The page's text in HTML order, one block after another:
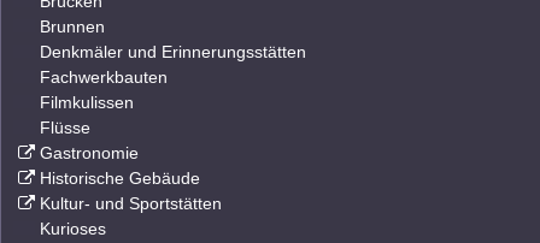
Brunnen
Denkmäler und Erinnerungsstätten
Fachwerkbauten
Filmkulissen
Flüsse
Gastronomie
Historische Gebäude
Kultur- und Sportstätten
Kurioses